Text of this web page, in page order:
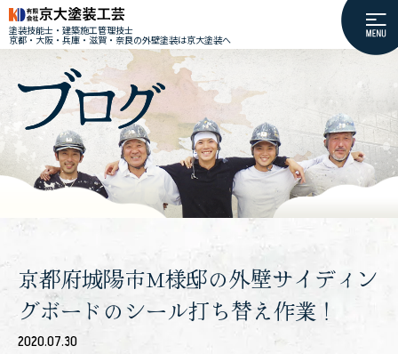
塗装技能士・建築施工管理技士
京都・大阪・兵庫・滋賀・奈良の外壁塗装は京大塗装へ
京都府城陽市M様邸の外壁サイディン
グボードのシール打ち替え作業！
2020.07.30